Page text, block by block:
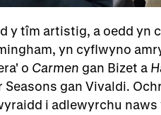
y tîm artistig, a oedd yn
yn cyflwyno
o Carmen gan Bizet a
Seasons gan Vivaldi.
i adlewyrchu